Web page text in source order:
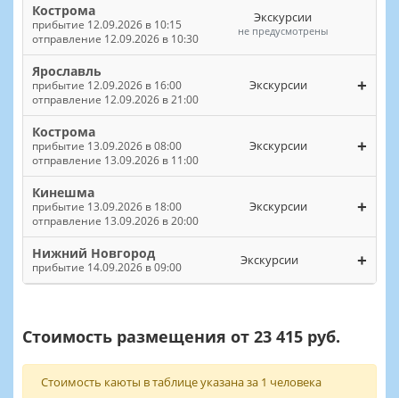
Кострома
прибытие 12.09.2026 в 10:15
отправление 12.09.2026 в 10:30
Экскурсии
не предусмотрены
Ярославль
прибытие 12.09.2026 в 16:00
отправление 12.09.2026 в 21:00
Экскурсии +
Кострома
прибытие 13.09.2026 в 08:00
отправление 13.09.2026 в 11:00
Экскурсии +
Кинешма
прибытие 13.09.2026 в 18:00
отправление 13.09.2026 в 20:00
Экскурсии +
Нижний Новгород
прибытие 14.09.2026 в 09:00 Экскурсии +
Стоимость размещения от 23 415 руб.
Стоимость каюты в таблице указана за 1 человека